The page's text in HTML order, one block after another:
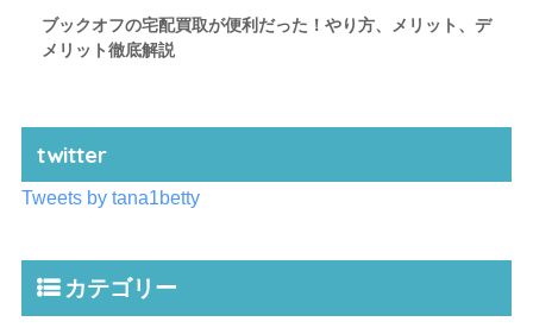
ブックオフの宅配買取が便利だった！やり方、メリット、デ
メリット徹底解説
twitter
Tweets by tana1betty
カテゴリー